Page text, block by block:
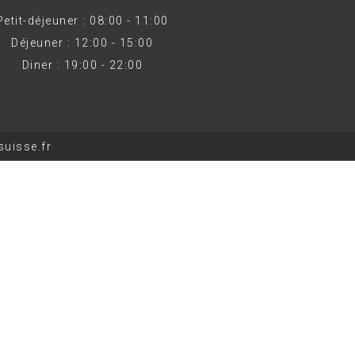
déjeuner : 08:00 - 11:00
Déjeuner : 12:00 - 15:00
Diner : 19:00 - 22:00